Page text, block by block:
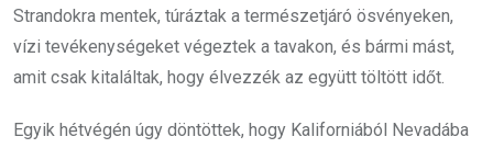
Strandokra mentek, túráztak a természetjáró ösvényeken,
vízi tevékenységeket végeztek a tavakon, és bármi mást,
amit csak kitaláltak, hogy élvezzék az együtt töltött időt.
Egyik hétvégén úgy döntöttek, hogy Kaliforniából Nevadába